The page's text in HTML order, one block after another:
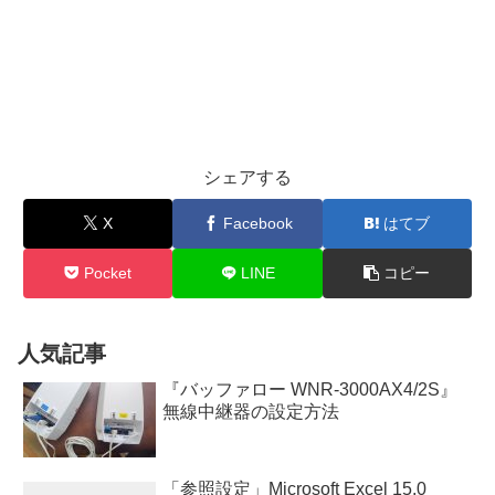
シェアする
X Facebook はてブ
Pocket LINE コピー
人気記事
『バッファロー WNR-3000AX4/2S』
無線中継器の設定方法
「参照設定」Microsoft Excel 15.0